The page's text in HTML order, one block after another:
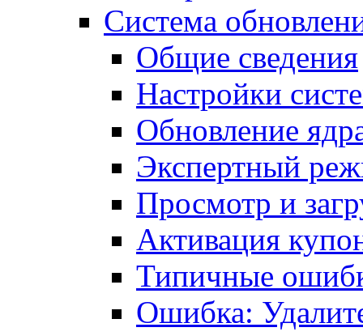
Система
Общие сведения
Настройки
Обновление
Экспертный
Просмотр и
Активация
Типичные
Ошибка: